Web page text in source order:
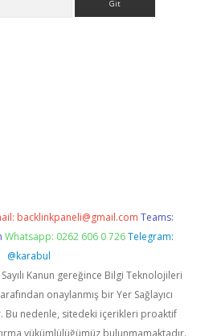
backlinkpaneli@gmail.com Teams:
Whatsapp: 0262 606 0 726 Telegram:
@karabul
Kanun gereğince Bilgi Teknolojileri
onaylanmış bir Yer Sağlayıcı
Bu nedenle, sitedeki içerikleri proaktif
yükümlülüğümüz bulunmamaktadır.